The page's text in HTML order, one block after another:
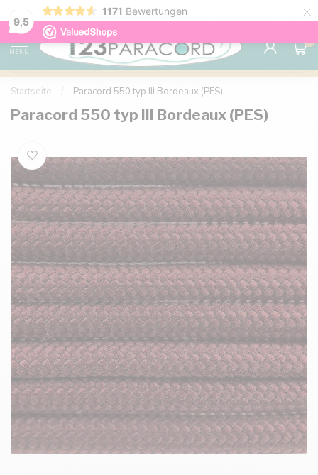
9,5
1171 Bewertungen ×
Kostenlose Lieferung nach Hause ab 150 €
MENU
0
Startseite Paracord 550 typ III Bordeaux (PES)
Paracord 550 typ III Bordeaux (PES)